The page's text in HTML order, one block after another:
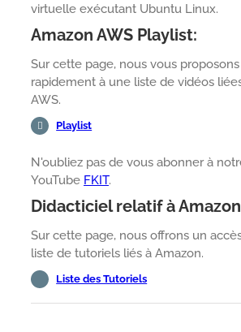
virtuelle exécutant Ubuntu Linux.
Amazon AWS Playlist:
Sur cette page, nous vous
rapidement à une liste de vidéos
AWS.
Playlist
N'oubliez pas de vous abonner à
YouTube FKIT.
Didacticiel relatif à Amazon
Sur cette page, nous offrons un
liste de tutoriels liés à Amazon.
Liste des Tutoriels